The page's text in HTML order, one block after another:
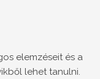
elemzéseit és a
lehet tanulni.